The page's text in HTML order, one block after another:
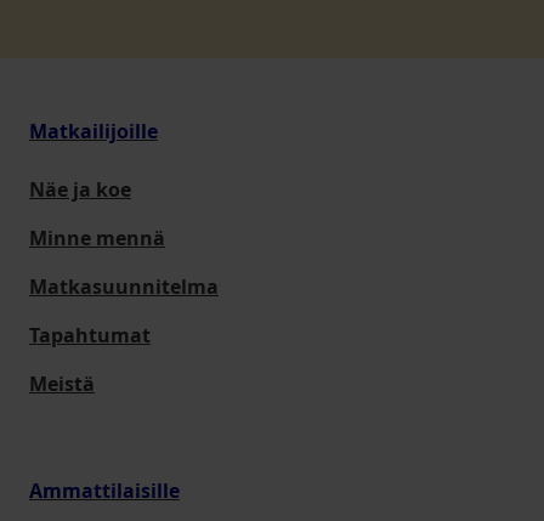
Matkailijoille
Näe ja koe
Minne mennä
Matkasuunnitelma
Tapahtumat
Meistä
Ammattilaisille